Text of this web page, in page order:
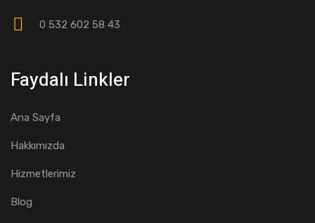
0 532 602 58 43
Faydalı Linkler
Ana Sayfa
Hakkımızda
Hizmetlerimiz
Blog